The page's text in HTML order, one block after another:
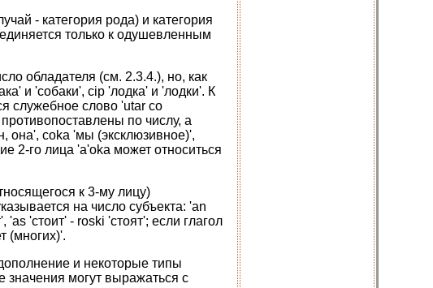
- категория рода) и категория
только к одушевленным
обладателя (см. 2.3.4.), но, как
и 'собаки', cip 'лодка' и 'лодки'. К
служебное слово 'utar со
по числу, а
она', coka 'мы (эксклюзивное)',
2-го лица 'a'oka может относиться
к 3-му лицу)
на число субъекта: 'an
'стоит' - roski 'стоят'; если глагол
(многих)'.
и некоторые типы
могут выражаться с